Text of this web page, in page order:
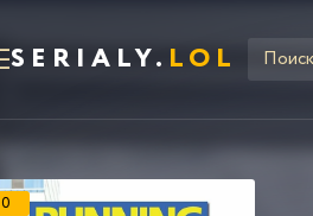
SERIALY. LOL
0